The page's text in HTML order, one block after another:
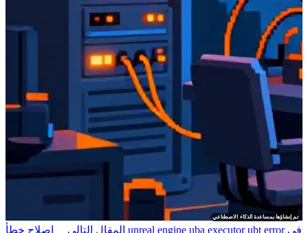
تم إنشاؤها بمساعدة الذكاء الاصطناعي
المقال التالي
إصلاح خطأ unreal engine uba executor ubt error في